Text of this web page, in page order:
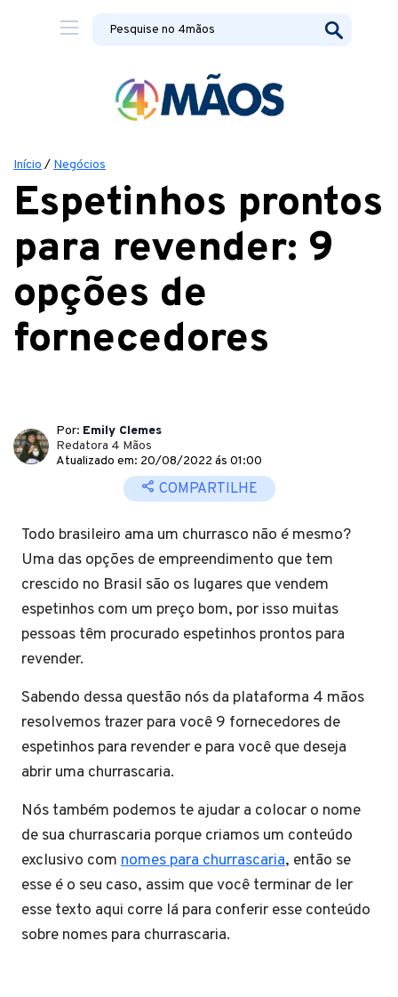
Início / Negócios
Espetinhos prontos
para revender: 9
opções de
fornecedores
Por: Emily Clemes
Redatora 4 Mãos
Atualizado em: 20/08/2022 ás 01:00
COMPARTILHE
Todo brasileiro ama um churrasco não é mesmo?
Uma das opções de empreendimento que tem
crescido no Brasil são os lugares que vendem
espetinhos com um preço bom, por isso muitas
pessoas têm procurado espetinhos prontos para
revender.
Sabendo dessa questão nós da plataforma 4 mãos
resolvemos trazer para você 9 fornecedores de
espetinhos para revender e para você que deseja
abrir uma churrascaria.
Nós também podemos te ajudar a colocar o nome
de sua churrascaria porque criamos um conteúdo
exclusivo com nomes para churrascaria, então se
esse é o seu caso, assim que você terminar de ler
esse texto aqui corre lá para conferir esse conteúdo
sobre nomes para churrascaria.